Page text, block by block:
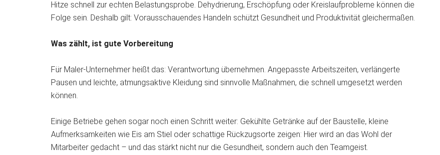
Hitze schnell zur echten Belastungsprobe. Dehydrierung, Erschöpfung oder Kreislaufprobleme können die
Folge sein. Deshalb gilt: Vorausschauendes Handeln schützt Gesundheit und Produktivität gleichermaßen.
Was zählt, ist gute Vorbereitung
Für Maler-Unternehmer heißt das: Verantwortung übernehmen. Angepasste Arbeitszeiten, verlängerte
Pausen und leichte, atmungsaktive Kleidung sind sinnvolle Maßnahmen, die schnell umgesetzt werden
können.
Einige Betriebe gehen sogar noch einen Schritt weiter: Gekühlte Getränke auf der Baustelle, kleine
Aufmerksamkeiten wie Eis am Stiel oder schattige Rückzugsorte zeigen: Hier wird an das Wohl der
Mitarbeiter gedacht – und das stärkt nicht nur die Gesundheit, sondern auch den Teamgeist.